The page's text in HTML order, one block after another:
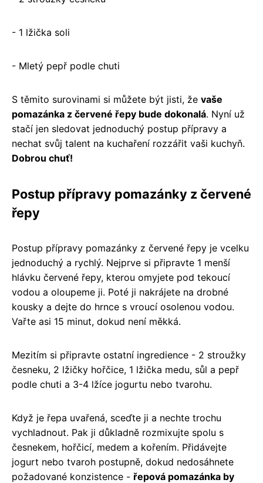
- 1 lžička soli
- Mletý pepř podle chuti
S těmito surovinami si můžete být jisti, že vaše
pomazánka z červené řepy bude dokonalá. Nyní už
stačí jen sledovat jednoduchý postup přípravy a
nechat svůj talent na kuchaření rozzářit vaši kuchyň.
Dobrou chuť!
Postup přípravy pomazánky z červené
řepy
Postup přípravy pomazánky z červené řepy je vcelku
jednoduchý a rychlý. Nejprve si připravte 1 menší
hlávku červené řepy, kterou omyjete pod tekoucí
vodou a oloupeme ji. Poté ji nakrájete na drobné
kousky a dejte do hrnce s vroucí osolenou vodou.
Vařte asi 15 minut, dokud není měkká.
Mezitím si připravte ostatní ingredience - 2 stroužky
česneku, 2 lžičky hořčice, 1 lžička medu, sůl a pepř
podle chuti a 3-4 lžíce jogurtu nebo tvarohu.
Když je řepa uvařená, sceďte ji a nechte trochu
vychladnout. Pak ji důkladně rozmixujte spolu s
česnekem, hořčicí, medem a kořením. Přidávejte
jogurt nebo tvaroh postupně, dokud nedosáhnete
požadované konzistence - řepová pomazánka by